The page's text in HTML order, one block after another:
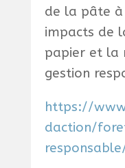
de la pâte à
impacts de
papier et la
gestion
https://
daction/